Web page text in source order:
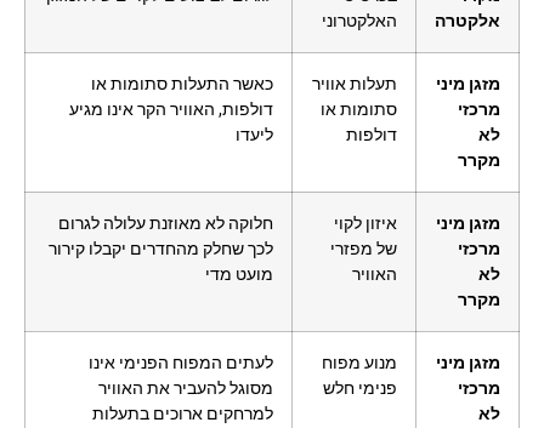
אלקטרה
האלקטרוני
מזגן מיני
מרכזי
לא
מקרר
תעלות אוויר
סתומות או
דולפות
כאשר התעלות סתומות או
דולפות, האוויר הקר אינו מגיע
ליעדו
מזגן מיני
מרכזי
לא
מקרר
איזון לקוי
של מפזרי
האוויר
חלוקה לא מאוזנת עלולה לגרום
לכך שחלק מהחדרים יקבלו קירור
מועט מדי
מזגן מיני
מרכזי
לא
מנוע מפוח
פנימי חלש
לעתים המפוח הפנימי אינו
מסוגל להעביר את האוויר
למרחקים ארוכים בתעלות